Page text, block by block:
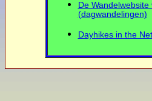
De
(dagwandelingen)
Dayhikes in the